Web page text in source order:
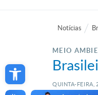
Open toolbar
Notícias
MEIO
QUINTA-FEIRA,